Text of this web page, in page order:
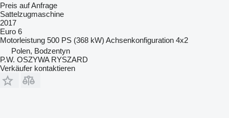
Preis auf Anfrage
Sattelzugmaschine
2017
Euro 6
Motorleistung 500 PS (368 kW) Achsenkonfiguration 4x2
Polen, Bodzentyn
P.W. OSZYWA RYSZARD
Verkäufer kontaktieren